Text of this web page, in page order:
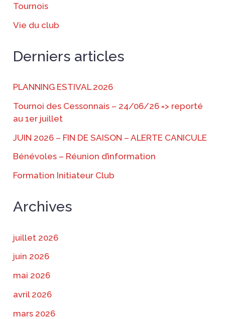
Tournois
Vie du club
Derniers articles
PLANNING ESTIVAL 2026
Tournoi des Cessonnais – 24/06/26 => reporté
au 1er juillet
JUIN 2026 – FIN DE SAISON – ALERTE CANICULE
Bénévoles – Réunion d’information
Formation Initiateur Club
Archives
juillet 2026
juin 2026
mai 2026
avril 2026
mars 2026